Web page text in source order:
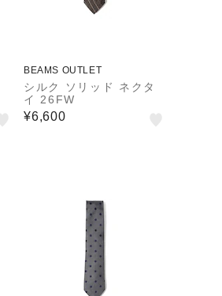
BEAMS OUTLET
シルク ソリッド ネクタ
イ 26FW
¥6,600